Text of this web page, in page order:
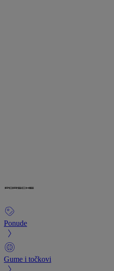
Ponude
Gume i točkovi